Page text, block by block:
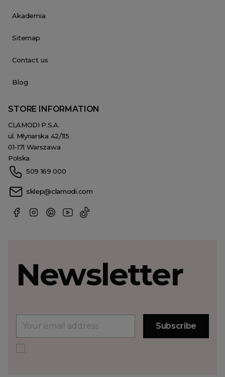
Akademia
Sitemap
Contact us
Blog
STORE INFORMATION
CLAMODI P.S.A.
ul. Młynarska 42/115
01-171 Warszawa
Polska
509 169 000
sklep@clamodi.com
Newsletter